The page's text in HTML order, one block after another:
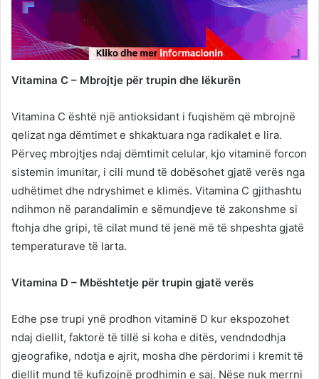
Vitamina C – Mbrojtje për trupin dhe lëkurën
Vitamina C është një antioksidant i fuqishëm që mbrojnë
qelizat nga dëmtimet e shkaktuara nga radikalet e lira.
Përveç mbrojtjes ndaj dëmtimit celular, kjo vitaminë forcon
sistemin imunitar, i cili mund të dobësohet gjatë verës nga
udhëtimet dhe ndryshimet e klimës. Vitamina C gjithashtu
ndihmon në parandalimin e sëmundjeve të zakonshme si
ftohja dhe gripi, të cilat mund të jenë më të shpeshta gjatë
temperaturave të larta.
Vitamina D – Mbështetje për trupin gjatë verës
Edhe pse trupi ynë prodhon vitaminë D kur ekspozohet
ndaj diellit, faktorë të tillë si koha e ditës, vendndodhja
gjeografike, ndotja e ajrit, mosha dhe përdorimi i kremit të
diellit mund të kufizojnë prodhimin e saj. Nëse nuk merrni